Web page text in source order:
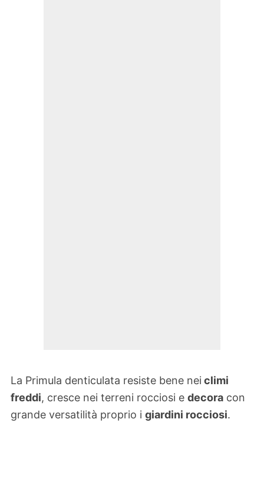
La Primula denticulata resiste bene nei climi
freddi, cresce nei terreni rocciosi e decora con
grande versatilità proprio i giardini rocciosi.